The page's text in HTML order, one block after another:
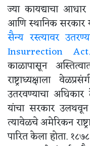
ज्या कायद्याचा आधार
आणि स्थानिक सरकार
सैन्य रस्त्यावर
Insurrection Act.
काळापासून
राष्ट्राध्यक्षाला
उतरवण्याचा अधिकार
यांचा सरकार उलथवून
त्यावेळचे अमेरिकन
पारित केला होता.